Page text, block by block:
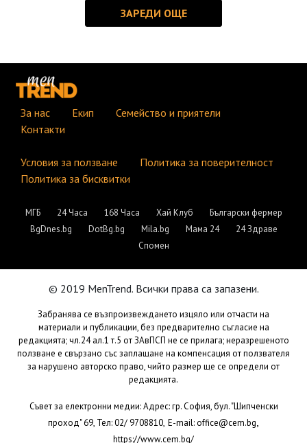
За нас Екип
Семейство и приятели
Контакти
Условия за ползване
Политика за поверителност
Политика за бисквитки
МГБ 24 Часа 168 Часа Хай Клуб
Български фермер
BgDnes.bg
DotBg.bg Mila.bg Мама 24
24 Здраве
Спомен
© 2019 MenTrend. Всички права са запазени.
Забранява се възпроизвеждането изцяло или отчасти на
материали и публикации, без предварително съгласие на
редакцията; чл.24 ал.1 т.5 от ЗАвПСП не се прилага; неразрешеното
ползване е свързано със заплащане на компенсация от ползвателя
за нарушено авторско право, чийто размер ще се определи от
редакцията.
Съвет за електронни медии: Адрес: гр. София, бул. "Шипченски
проход" 69, Тел: 02/ 9708810, E-mail:office@cem.bg,
https://www.cem.bg/